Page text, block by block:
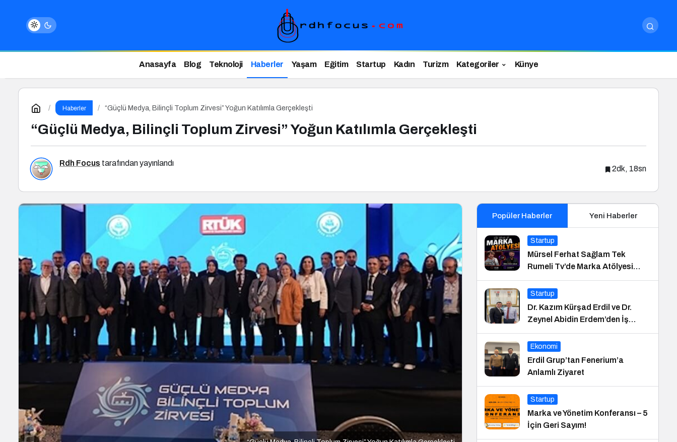
Anasayfa Blog Teknoloji Haberler Yaşam Eğitim Startup Kadın Turizm Kategoriler Künye
Haberler “Güçlü Medya, Bilinçli Toplum Zirvesi” Yoğun Katılımla Gerçekleşti
“Güçlü Medya, Bilinçli Toplum Zirvesi” Yoğun Katılımla Gerçekleşti
Rdh Focus tarafından yayınlandı
2dk, 18sn
Popüler Haberler Yeni Haberler
Startup
Mürsel Ferhat Sağlam Tek
Rumeli Tv’de Marka Atölyesi
Programına Konuk Oldu
Startup
Dr. Kazım Kürşad Erdil ve Dr.
Zeynel Abidin Erdem’den İş
Dünyası Buluşması
Ekonomi
Erdil Grup’tan Fenerium’a
Anlamlı Ziyaret
Startup
Marka ve Yönetim Konferansı – 5
İçin Geri Sayım!